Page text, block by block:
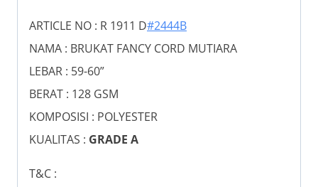
ARTICLE NO : R 1911 D#2444B
NAMA : BRUKAT FANCY CORD MUTIARA
LEBAR : 59-60”
BERAT : 128 GSM
KOMPOSISI : POLYESTER
KUALITAS : GRADE A
T&C :